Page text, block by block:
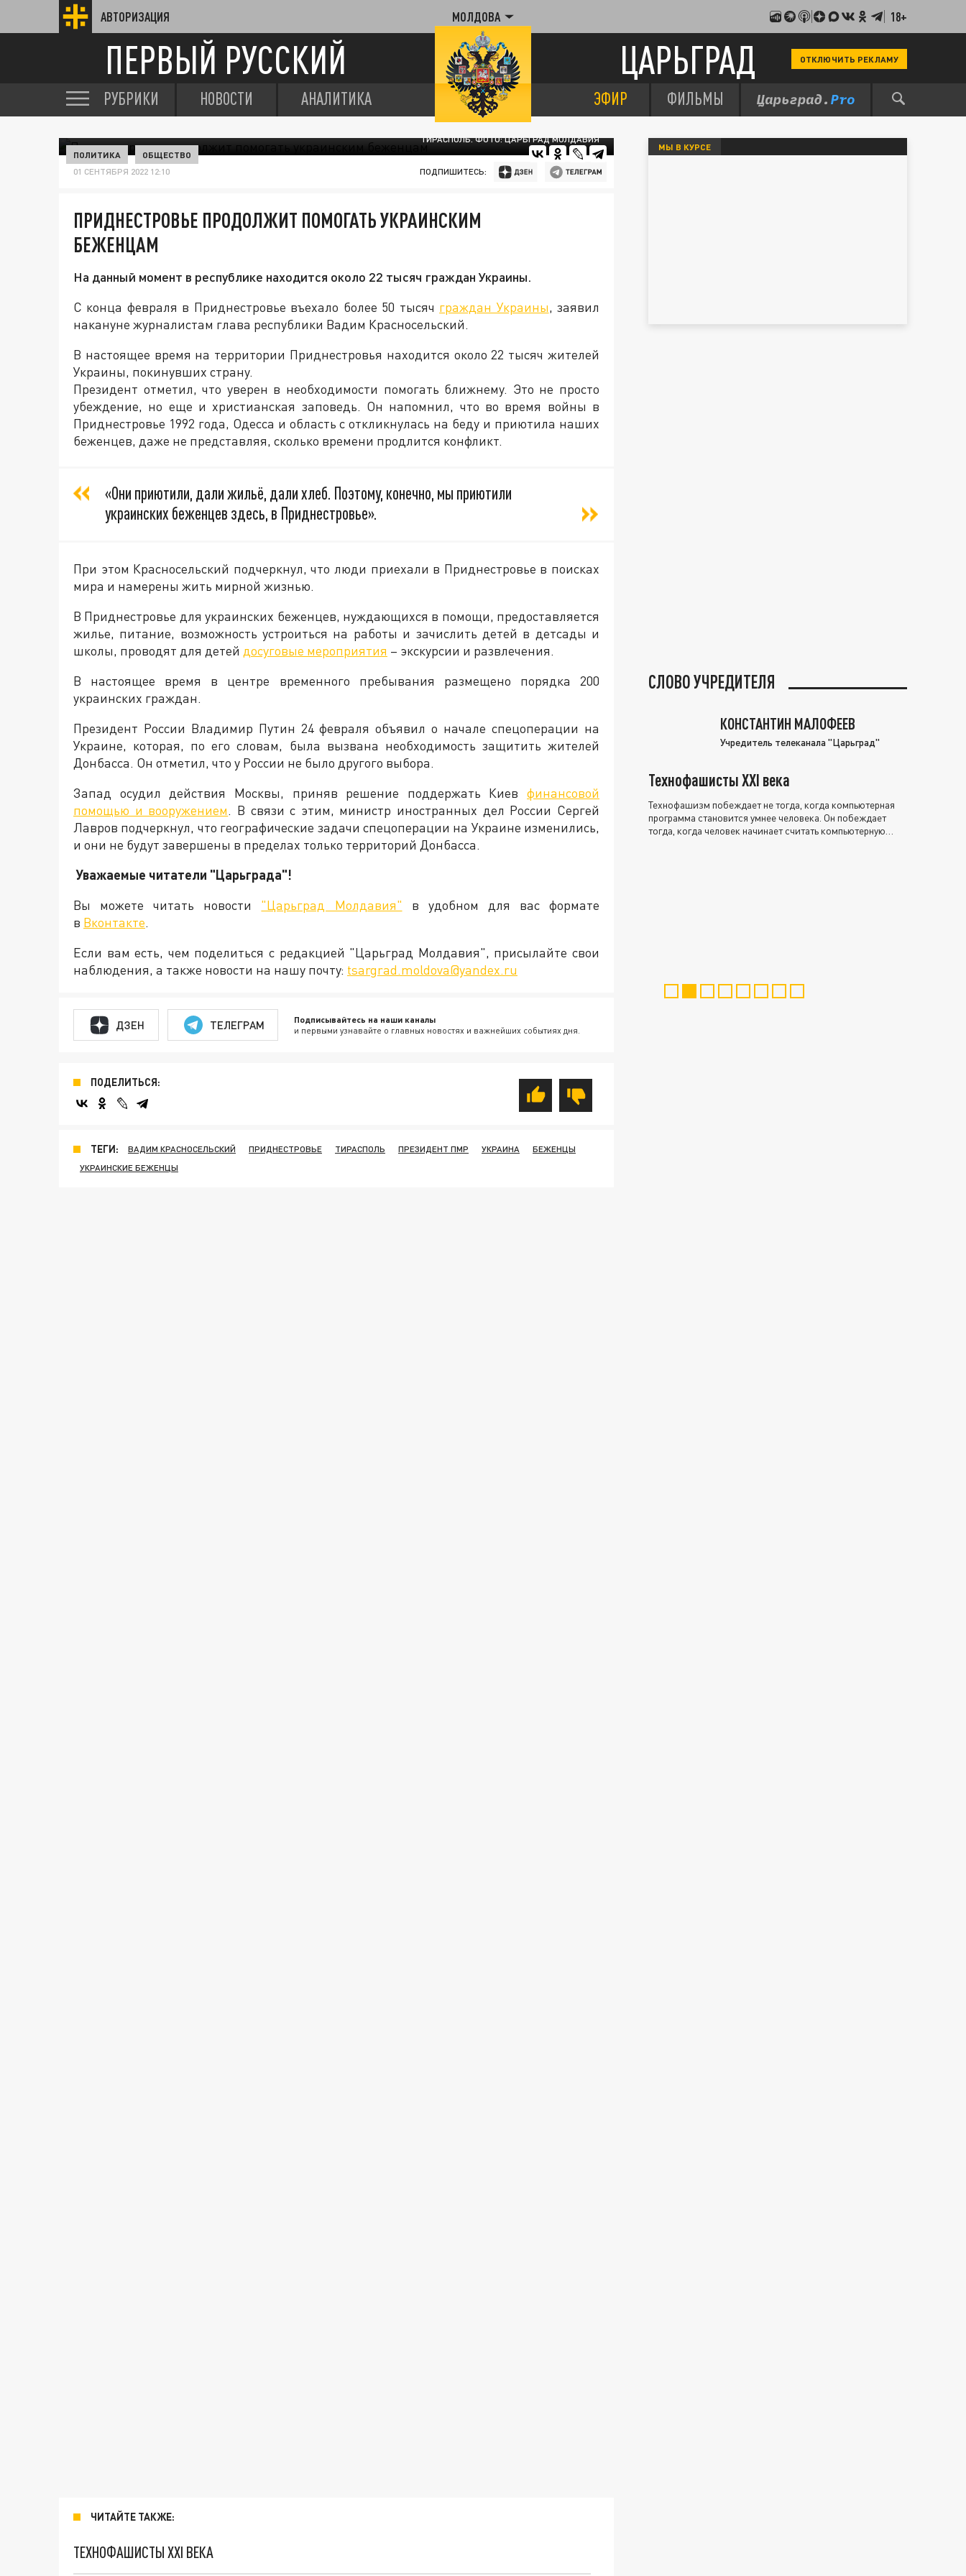
АВТОРИЗАЦИЯ МОЛДОВА 18+
ПЕРВЫЙ РУССКИЙ ЦАРЬГРАД ОТКЛЮЧИТЬ РЕКЛАМУ
РУБРИКИ НОВОСТИ АНАЛИТИКА ЭФИР ФИЛЬМЫ
ТИРАСПОЛЬ. ФОТО: ЦАРЬГРАД МОЛДАВИЯ
ПОЛИТИКА ОБЩЕСТВО
01 СЕНТЯБРЯ 2022 12:10 ПОДПИШИТЕСЬ:
ПРИДНЕСТРОВЬЕ ПРОДОЛЖИТ ПОМОГАТЬ УКРАИНСКИМ
БЕЖЕНЦАМ
На данный момент в республике находится около 22 тысяч граждан Украины.
С конца февраля в Приднестровье въехало более 50 тысяч граждан Украины, заявил
накануне журналистам глава республики Вадим Красносельский.
В настоящее время на территории Приднестровья находится около 22 тысяч жителей
Украины, покинувших страну.
Президент отметил, что уверен в необходимости помогать ближнему. Это не просто
убеждение, но еще и христианская заповедь. Он напомнил, что во время войны в
Приднестровье 1992 года, Одесса и область с откликнулась на беду и приютила наших
беженцев, даже не представляя, сколько времени продлится конфликт.
«Они приютили, дали жильё, дали хлеб. Поэтому, конечно, мы приютили
украинских беженцев здесь, в Приднестровье».
При этом Красносельский подчеркнул, что люди приехали в Приднестровье в поисках
мира и намерены жить мирной жизнью.
В Приднестровье для украинских беженцев, нуждающихся в помощи, предоставляется
жилье, питание, возможность устроиться на работы и зачислить детей в детсады и
школы, проводят для детей досуговые мероприятия – экскурсии и развлечения.
В настоящее время в центре временного пребывания размещено порядка 200
украинских граждан.
Президент России Владимир Путин 24 февраля объявил о начале спецоперации на
Украине, которая, по его словам, была вызвана необходимость защитить жителей
Донбасса. Он отметил, что у России не было другого выбора.
Запад осудил действия Москвы, приняв решение поддержать Киев финансовой
помощью и вооружением. В связи с этим, министр иностранных дел России Сергей
Лавров подчеркнул, что географические задачи спецоперации на Украине изменились,
и они не будут завершены в пределах только территорий Донбасса.
Уважаемые читатели "Царьграда"!
Вы можете читать новости "Царьград Молдавия" в удобном для вас формате
в Вконтакте.
Если вам есть, чем поделиться с редакцией "Царьград Молдавия", присылайте свои
наблюдения, а также новости на нашу почту: tsargrad.moldova@yandex.ru
ДЗЕН ТЕЛЕГРАМ Подписывайтесь на наши каналы
и первыми узнавайте о главных новостях и важнейших событиях дня.
ПОДЕЛИТЬСЯ:
ТЕГИ: ВАДИМ КРАСНОСЕЛЬСКИЙ ПРИДНЕСТРОВЬЕ ТИРАСПОЛЬ ПРЕЗИДЕНТ ПМР УКРАИНА
БЕЖЕНЦЫ
УКРАИНСКИЕ БЕЖЕНЦЫ
ЧИТАЙТЕ ТАКЖЕ:
ТЕХНОФАШИСТЫ XXI ВЕКА
МЫ В КУРСЕ
СЛОВО УЧРЕДИТЕЛЯ
КОНСТАНТИН МАЛОФЕЕВ
Учредитель телеканала "Царьград"
Технофашисты XXI века
Технофашизм побеждает не тогда, когда компьютерная
программа становится умнее человека. Он побеждает
тогда, когда человек начинает считать компьютерную